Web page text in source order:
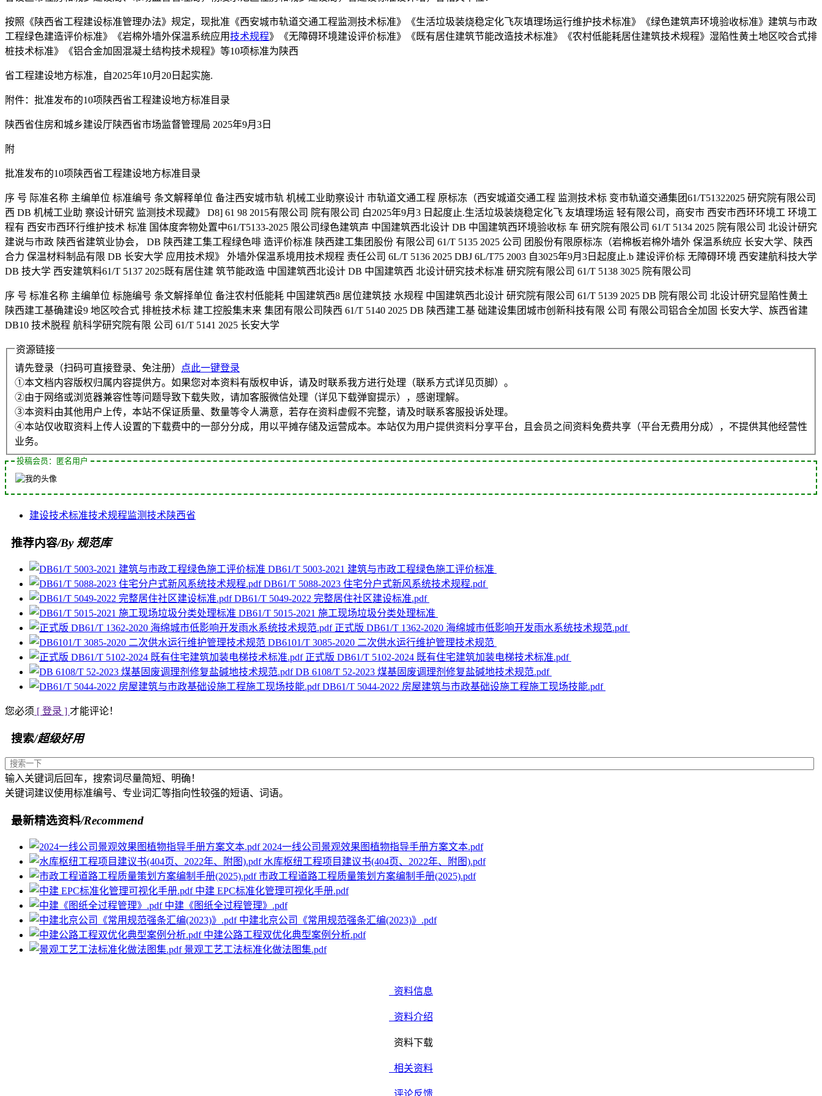
按照《陕西省工程建设标准管理办法》规定，现批准《西安城市轨道交通工程监测技术标准》《生活垃圾装烧稳定化飞灰填理场运行维护技术标准》《绿色建筑声环境验收标准》建筑与市政
工程绿色建造评价标准》《岩棉外墙外保温系统应用技术规程》《无障碍环境建设评价标准》《既有居住建筑节能改造技术标准》《农村低能耗居住建筑技术规程》湿陷性黄土地区咬合式排
桩技术标准》《铝合金加固混凝土结构技术规程》等10项标准为陕西
省工程建设地方标准，自2025年10月20日起实施.
附件：批准发布的10项陕西省工程建设地方标准目录
陕西省住房和城乡建设厅陕西省市场监督管理局 2025年9月3日
附
批准发布的10项陕西省工程建设地方标准目录
序 号 际准名称 主编单位 标准编号 条文解释单位 备注西安城市轨 机械工业助察设计 市轨道文通工程 原标冻（西安城道交通工程 监测技术标 变市轨道交通集团61/T51322025 研究院有限公司
西 DB 机械工业助 察设计研究 监测技术现藏》 D8] 61 98 2015有限公司 院有限公司 白2025年9月3 日起度止.生活垃圾装烧稳定化飞 友填理场运 轻有限公司，商安市 西安市西环环境工 环境工
程有 西安市西环行维护技术 标准 国体度奔物处置中61/T5133-2025 限公司绿色建筑声 中国建筑西北设计 DB 中国建筑西环境验收标 车 研究院有限公司 61/T 5134 2025 院有限公司 北设计研究
建说与市政 陕西省建筑业协会， DB 陕西建工集工程绿色啡 造评价标准 陕西建工集团股份 有限公司 61/T 5135 2025 公司 团股份有限原标冻（岩棉板岩棉外墙外 保温系统应 长安大学、陕西
合力 保温材料制品有限 DB 长安大学 应用技术规》 外墙外保温系境用技术规程 责任公司 6L/T 5136 2025 DBJ 6L/T75 2003 自3025年9月3日起度止.b 建设评价标 无障碍环境 西安建航科技大学
DB 技大学 西安建筑料61/T 5137 2025既有居住建 筑节能政造 中国建筑西北设计 DB 中国建筑西 北设计研究技术标准 研究院有限公司 61/T 5138 3025 院有限公司
序 号 标准名称 主编单位 标施编号 条文解择单位 备注农村低能耗 中国建筑西8 居位建筑技 水规程 中国建筑西北设计 研究院有限公司 61/T 5139 2025 DB 院有限公司 北设计研究显陷性黄土
陕西建工基确建设9 地区咬合式 排桩技术标 建工控股集末来 集团有限公司陕西 61/T 5140 2025 DB 陕西建工基 础建设集团城市创新科技有限 公司 有限公司铝合全加固 长安大学、族西省建
DB10 技术脱程 航科学研究院有限 公司 61/T 5141 2025 长安大学
资源链接
请先登录（扫码可直接登录、免注册）
点此一键登录
①本文档内容版权归属内容提供方。如果您对本资料有版权申诉，请及时联系我方进行处理（联系方式详见页脚）。
②由于网络或浏览器兼容性等问题导致下载失败，请加客服微信处理（详见下载弹窗提示），感谢理解。
③本资料由其他用户上传，本站不保证质量、数量等令人满意，若存在资料虚假不完整，请及时联系客服投诉处理。
④本站仅收取资料上传人设置的下载费中的一部分分成，用以平摊存储及运营成本。本站仅为用户提供资料分享平台，且会员之间资料免费共享（平台无费用分成），不提供其他经营性
业务。
投稿会员：匿名用户
建设技术标准技术规程监测技术陕西省
推荐内容/By 规范库
DB61/T 5003-2021 建筑与市政工程绿色施工评价标准
DB61/T 5088-2023 住宅分户式新风系统技术规程.pdf
DB61/T 5049-2022 完整居住社区建设标准.pdf
DB61/T 5015-2021 施工现场垃圾分类处理标准
正式版 DB61/T 1362-2020 海绵城市低影响开发雨水系统技术规范.pdf
DB6101/T 3085-2020 二次供水运行维护管理技术规范
正式版 DB61/T 5102-2024 既有住宅建筑加装电梯技术标准.pdf
DB 6108/T 52-2023 煤基固废调理剂修复盐碱地技术规范.pdf
DB61/T 5044-2022 房屋建筑与市政基础设施工程施工现场技能.pdf
您必须 [ 登录 ] 才能评论！
搜索/超级好用
输入关键词后回车，搜索词尽量简短、明确！
关键词建议使用标准编号、专业词汇等指向性较强的短语、词语。
最新精选资料/Recommend
2024一线公司景观效果图植物指导手册方案文本.pdf
水库枢纽工程项目建议书(404页、2022年、附图).pdf
市政工程道路工程质量策划方案编制手册(2025).pdf
中建 EPC标准化管理可视化手册.pdf
中建《图纸全过程管理》.pdf
中建北京公司《常用规范强条汇编(2023)》.pdf
中建公路工程双优化典型案例分析.pdf
景观工艺工法标准化做法图集.pdf
资料信息
资料介绍
资料下载
相关资料